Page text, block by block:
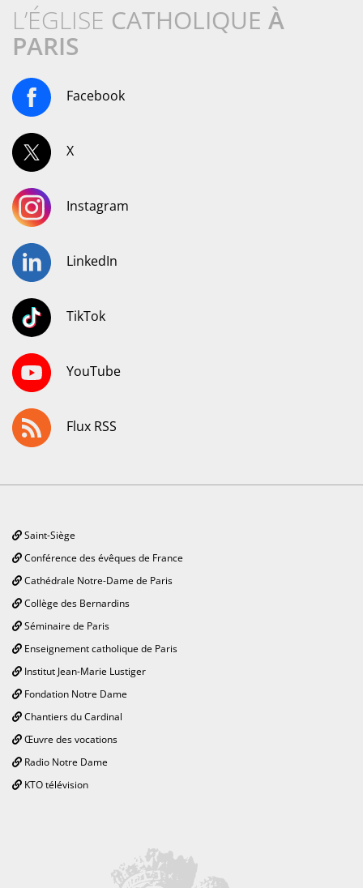
L’ÉGLISE CATHOLIQUE À
PARIS
Facebook
X
Instagram
LinkedIn
TikTok
YouTube
Flux RSS
Saint-Siège
Conférence des évêques de France
Cathédrale Notre-Dame de Paris
Collège des Bernardins
Séminaire de Paris
Enseignement catholique de Paris
Institut Jean-Marie Lustiger
Fondation Notre Dame
Chantiers du Cardinal
Œuvre des vocations
Radio Notre Dame
KTO télévision